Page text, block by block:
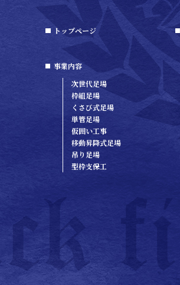
トップページ
事業内容
次世代足場
枠組足場
くさび式足場
単管足場
仮囲い工事
移動昇降式足場
吊り足場
型枠支保工